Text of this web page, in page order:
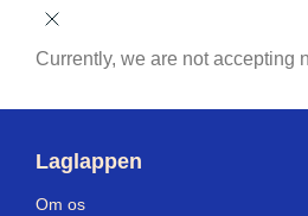
Currently, we are not accepting
Laglappen
Om os